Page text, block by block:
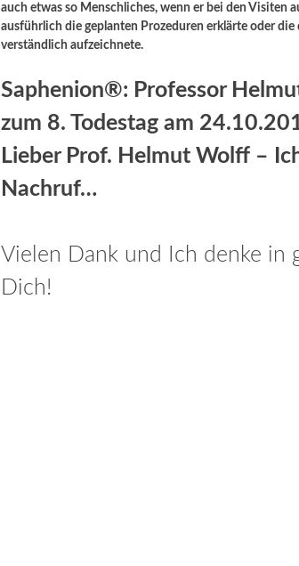
auch etwas so Menschliches, wenn er bei den Visiten
ausführlich die geplanten Prozeduren erklärte oder
verständlich aufzeichnete.
Saphenion®: Professor
zum 8. Todestag am
Lieber Prof. Helmut Wolff –
Nachruf…
Vielen Dank und Ich denke in
Dich!